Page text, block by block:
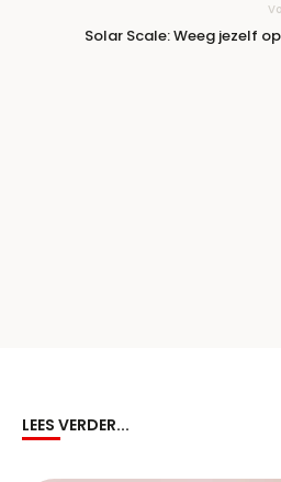
Solar Scale: Weeg jezelf
LEES VERDER...